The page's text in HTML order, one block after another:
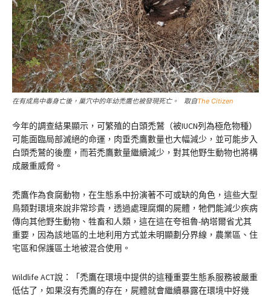
在有成鳥中毒身亡後，巢穴中的年幼禿鷹也被發現死亡。 取自The Citizen
今年的調查結果顯示，可繁殖的白頭禿鷲（被IUCN列為極危物種）
可能面臨局部滅絕的命運，肉垂禿鷹數量也大幅減少，並可能步入
白頭禿鷲的後塵，而若禿鷹數量繼續減少，對其他野生動物也將構
成嚴重威脅。
禿鷹作為食腐動物，在生態系中扮演著不可或缺的角色，這些大型
鳥類對環境來說非常珍貴，透過處理腐爛的屍體，牠們能減少疾病
傳向其他野生動物、牲畜和人類，這在這在夸祖魯-納塔爾省尤其
重要，因為該地區的土地利用方式並未明顯劃分界線，農業區、住
宅區和保護區土地被混合使用。
Wildlife ACT說：「禿鷹在環境中提供的這種重要生態系服務被嚴重
低估了，如果沒有禿鷹的存在，屍體就會繼續暴露在環境中好幾